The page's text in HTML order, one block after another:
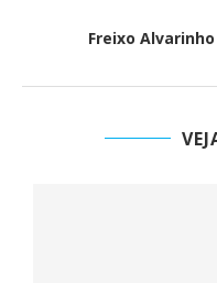
Freixo